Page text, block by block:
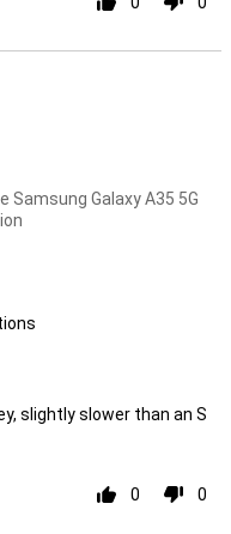
Samsung Galaxy A35 5G
slightly slower than an S
0 0